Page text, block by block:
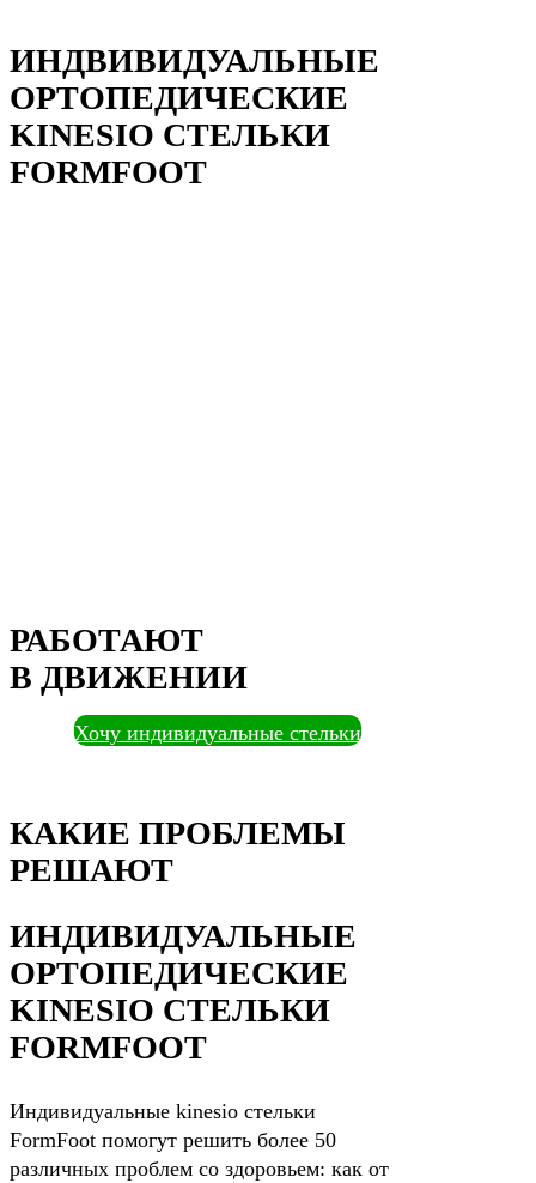
ИНДВИВИДУАЛЬНЫЕ
ОРТОПЕДИЧЕСКИЕ
KINESIO СТЕЛЬКИ
FORMFOOT
РАБОТАЮТ
В ДВИЖЕНИИ
Хочу индивидуальные стельки
КАКИЕ ПРОБЛЕМЫ
РЕШАЮТ
ИНДИВИДУАЛЬНЫЕ
ОРТОПЕДИЧЕСКИЕ
KINESIO СТЕЛЬКИ
FORMFOOT
Индивидуальные kinesio стельки
FormFoot помогут решить более 50
различных проблем со здоровьем: как от